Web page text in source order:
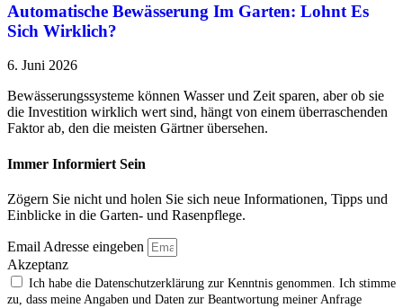
Automatische Bewässerung Im Garten: Lohnt Es
Sich Wirklich?
6. Juni 2026
Bewässerungssysteme können Wasser und Zeit sparen, aber ob sie
die Investition wirklich wert sind, hängt von einem überraschenden
Faktor ab, den die meisten Gärtner übersehen.
Immer Informiert Sein
Zögern Sie nicht und holen Sie sich neue Informationen, Tipps und
Einblicke in die Garten- und Rasenpflege.
Email Adresse eingeben
Akzeptanz
Ich habe die Datenschutzerklärung zur Kenntnis genommen. Ich stimme
zu, dass meine Angaben und Daten zur Beantwortung meiner Anfrage